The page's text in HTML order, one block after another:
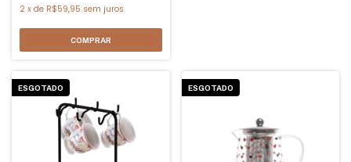
2 x de R$59,95 sem juros
ESGOTADO ESGOTADO